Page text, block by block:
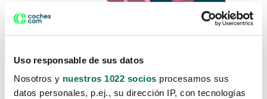
Uso responsable de sus datos
Nosotros y nuestros 1022 socios procesamos sus
datos personales, p.ej., su dirección IP, con tecnologías